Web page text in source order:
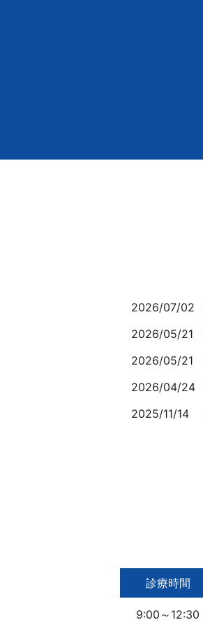
2026/07/02
2026/05/21
2026/05/21
2026/04/24
2025/11/14
診療時間
9:00～12:30